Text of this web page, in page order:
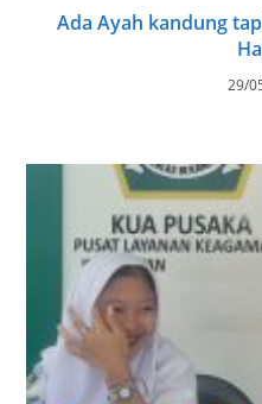
Ada Ayah kandung
29/